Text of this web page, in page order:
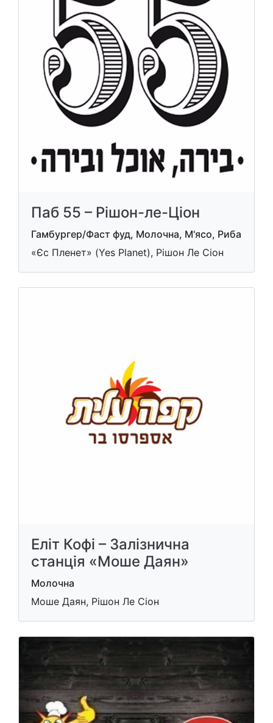
Паб 55 – Рішон-ле-Ціон
Гамбургер/Фаст фуд, Молочна, М'ясо, Риба
«Єс Пленет» (Yes Planet), Рішон Ле Cіон
Еліт Кофі – Залізнична
станція «Моше Даян»
Молочна
Моше Даян, Рішон Ле Cіон